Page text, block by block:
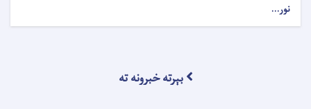
نور...
بېرته خبرونه ته